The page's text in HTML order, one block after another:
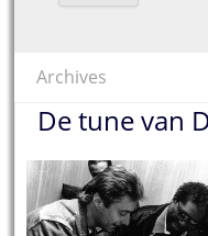
Archives
De tune van